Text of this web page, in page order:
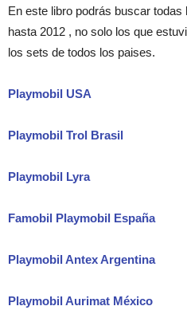
En este libro podrás buscar
hasta 2012 , no solo los que
los sets de todos los paises.
Playmobil USA
Playmobil Trol Brasil
Playmobil Lyra
Famobil Playmobil España
Playmobil Antex Argentina
Playmobil Aurimat México